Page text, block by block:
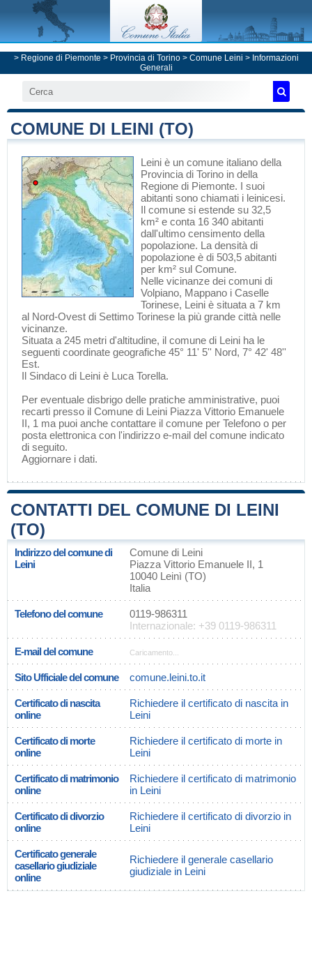
> Regione di Piemonte > Provincia di Torino> Comune Leini > Informazioni
Generali
COMUNE DI LEINI (TO)
Leini è un comune italiano della
Provincia di Torino in della
Regione di Piemonte. I suoi
abitanti sono chiamati i leinicesi.
Il comune si estende su 32,5
km² e conta 16 340 abitanti
dall'ultimo censimento della
popolazione. La densità di
popolazione è di 503,5 abitanti
per km² sul Comune.
Nelle vicinanze dei comuni di
Volpiano, Mappano i Caselle
Torinese, Leini è situata a 7 km
al Nord-Ovest di Settimo Torinese la più grande città nelle
vicinanze.
Situata a 245 metri d'altitudine, il comune di Leini ha le
seguenti coordinate geografiche 45° 11' 5'' Nord, 7° 42' 48''
Est.
Il Sindaco di Leini è Luca Torella.
Per eventuale disbrigo delle pratiche amministrative, puoi
recarti presso il Comune di Leini Piazza Vittorio Emanuele
II, 1 ma puoi anche contattare il comune per Telefono o per
posta elettronica con l'indirizzo e-mail del comune indicato
di seguito.
Aggiornare i dati.
CONTATTI DEL COMUNE DI LEINI
(TO)
Indirizzo del comune di
Leini
Comune di Leini
Piazza Vittorio Emanuele II, 1
10040 Leinì (TO)
Italia
Telefono del comune
0119-986311
Internazionale: +39 0119-986311
E-mail del comune Caricamento...
Sito Ufficiale del comune comune.leini.to.it
Certificato di nascita
online
Richiedere il certificato di nascita in
Leini
Certificato di morte
online
Richiedere il certificato di morte in
Leini
Certificato di matrimonio
online
Richiedere il certificato di matrimonio
in Leini
Certificato di divorzio
online
Richiedere il certificato di divorzio in
Leini
Certificato generale
casellario giudiziale
online
Richiedere il generale casellario
giudiziale in Leini